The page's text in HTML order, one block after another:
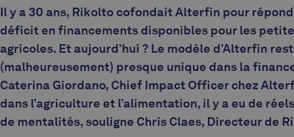
Il y a 30 ans, Rikolto cofondait Alterfin pour
déficit en financements disponibles pour les
agricoles. Et aujourd’hui ? Le modèle d’Alterfin
(malheureusement) presque unique dans la
Caterina Giordano, Chief Impact Officer chez
dans l’agriculture et l’alimentation, il y a eu de
de mentalités, souligne Chris Claes, Directeur de